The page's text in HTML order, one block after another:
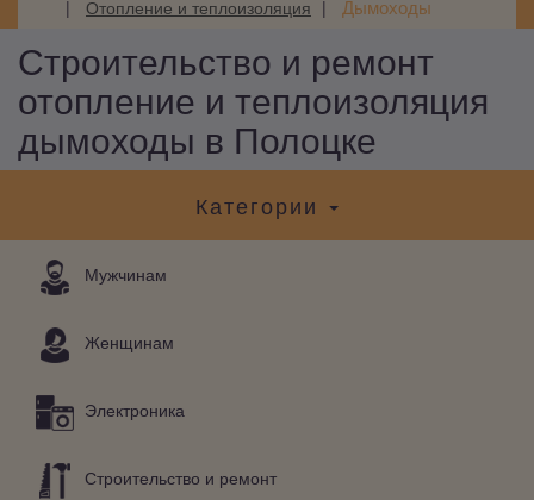
Отопление и теплоизоляция
Дымоходы
Строительство и ремонт
отопление и теплоизоляция
дымоходы в Полоцке
Категории
Мужчинам
Женщинам
Электроника
Строительство и ремонт